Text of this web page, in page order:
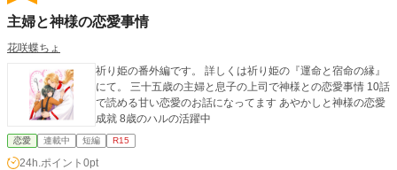
主婦と神様の恋愛事情
花咲蝶ちょ
祈り姫の番外編です。 詳しくは祈り姫の『運命と宿命の縁』
にて。 三十五歳の主婦と息子の上司で神様との恋愛事情 10話
で読める甘い恋愛のお話になってます あやかしと神様の恋愛
成就 8歳のハルの活躍中
恋愛 連載中 短編 R15
24h.ポイント 0pt